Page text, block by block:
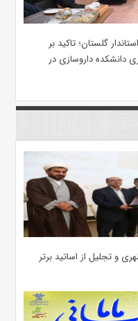
گلستان؛ تاکید بر
دانشکده داروسازی در
و تجلیل از اساتید برتر